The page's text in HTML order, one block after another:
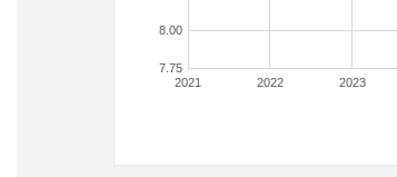
2021 2022 2023
7.75
8.00